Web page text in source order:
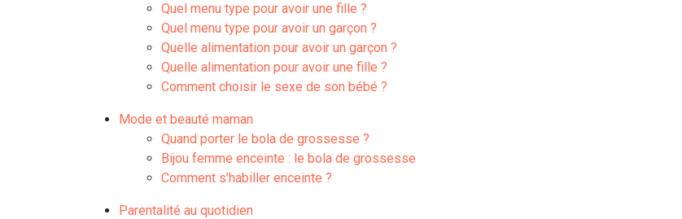
Quel menu type pour avoir une fille ?
Quel menu type pour avoir un garçon ?
Quelle alimentation pour avoir un garçon ?
Quelle alimentation pour avoir une fille ?
Comment choisir le sexe de son bébé ?
Mode et beauté maman
Quand porter le bola de grossesse ?
Bijou femme enceinte : le bola de grossesse
Comment s’habiller enceinte ?
Parentalité au quotidien